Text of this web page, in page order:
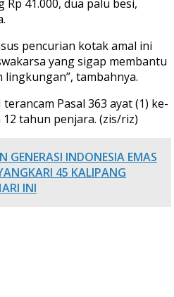
41.000, dua palu besi,
pencurian kotak amal ini
yang sigap membantu
lingkungan”, tambahnya.
Pasal 363 ayat (1) ke-
tahun penjara. (zis/riz)
GENERASI INDONESIA EMAS
45 KALIPANG
INI